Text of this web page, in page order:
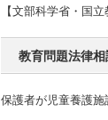
【文部科学省・国立
教育問題法律相
保護者が児童養護施